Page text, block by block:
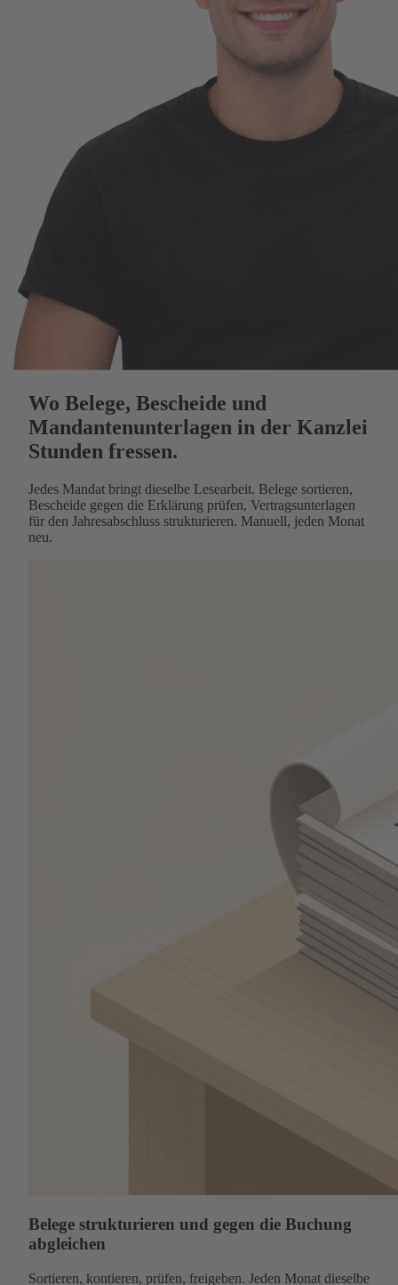
Wo Belege, Bescheide und
Mandantenunterlagen in der Kanzlei
Stunden fressen.
Jedes Mandat bringt dieselbe Lesearbeit. Belege sortieren,
Bescheide gegen die Erklärung prüfen, Vertragsunterlagen
für den Jahresabschluss strukturieren. Manuell, jeden Monat
neu.
Belege strukturieren und gegen die Buchung
abgleichen
Sortieren, kontieren, prüfen, freigeben. Jeden Monat dieselbe